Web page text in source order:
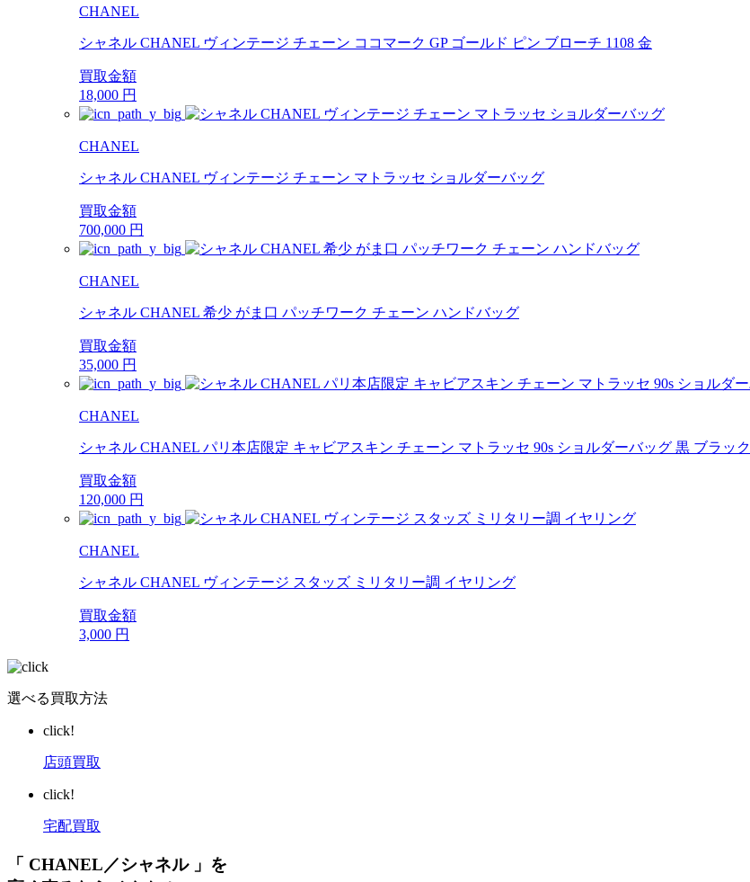
CHANEL
シャネル CHANEL ヴィンテージ チェーン ココマーク GP ゴールド ピン ブローチ 1108 金
買取金額
18,000 円
CHANEL
シャネル CHANEL ヴィンテージ チェーン マトラッセ ショルダーバッグ
買取金額
700,000 円
CHANEL
シャネル CHANEL 希少 がま口 パッチワーク チェーン ハンドバッグ
買取金額
35,000 円
CHANEL
シャネル CHANEL パリ本店限定 キャビアスキン チェーン マトラッセ 90s ショルダーバッグ 黒 ブラック
買取金額
120,000 円
CHANEL
シャネル CHANEL ヴィンテージ スタッズ ミリタリー調 イヤリング
買取金額
3,000 円
選べる買取方法
click!
店頭買取
click!
宅配買取
「 CHANEL／シャネル 」を